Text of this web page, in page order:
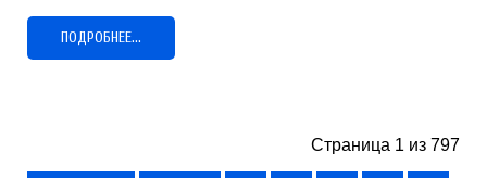
ПОДРОБНЕЕ...
Страница 1 из 797